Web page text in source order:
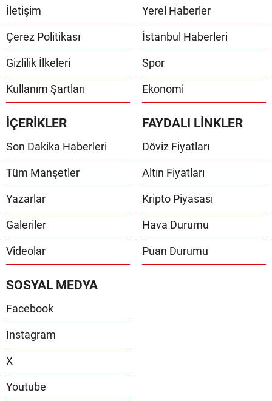
İletişim
Çerez Politikası
Gizlilik İlkeleri
Kullanım Şartları
Yerel Haberler
İstanbul Haberleri
Spor
Ekonomi
İÇERİKLER
Son Dakika Haberleri
Tüm Manşetler
Yazarlar
Galeriler
Videolar
FAYDALI LİNKLER
Döviz Fiyatları
Altın Fiyatları
Kripto Piyasası
Hava Durumu
Puan Durumu
SOSYAL MEDYA
Facebook
Instagram
X
Youtube